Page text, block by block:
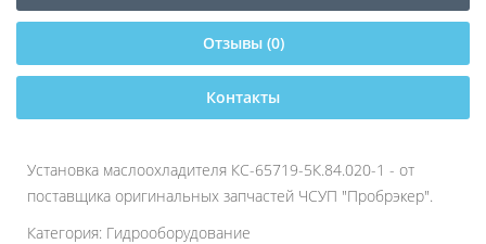
Отзывы (0)
Контакты
Установка маслоохладителя КС-65719-5К.84.020-1 - от
поставщика оригинальных запчастей ЧСУП "Пробрэкер".
Категория: Гидрооборудование